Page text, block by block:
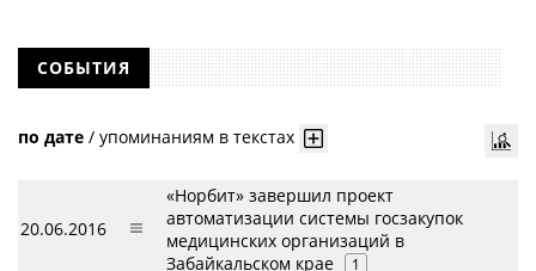
СОБЫТИЯ
по дате / упоминаниям в текстах
20.06.2016
«Норбит» завершил проект
автоматизации системы госзакупок
медицинских организаций в
Забайкальском крае
1